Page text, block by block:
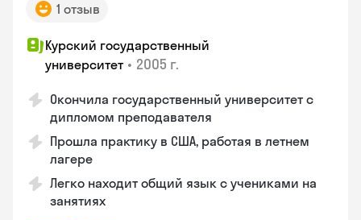
1 отзыв
Курский государственный
университет • 2005 г.
Окончила государственный университет с
дипломом преподавателя
Прошла практику в США, работая в летнем
лагере
Легко находит общий язык с учениками на
занятиях